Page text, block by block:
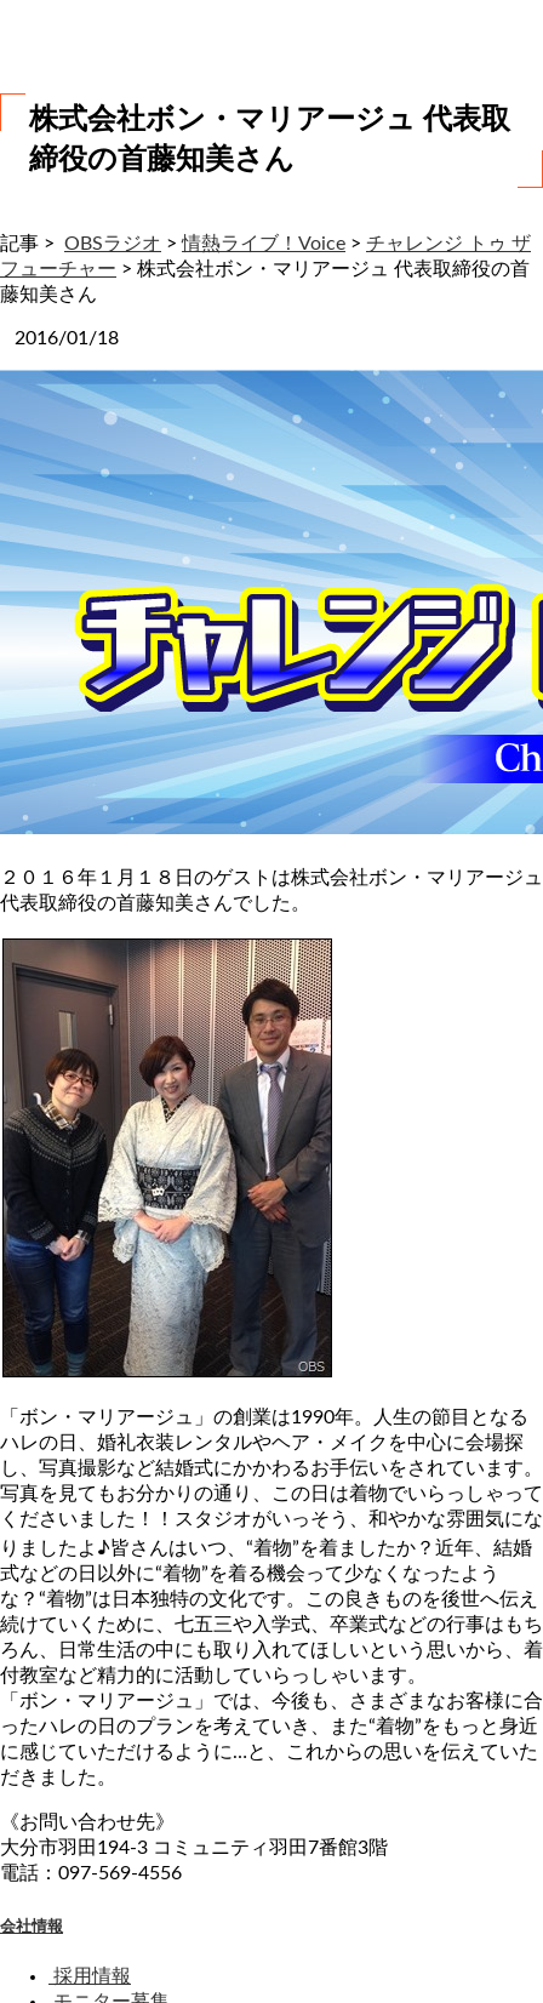
株式会社ボン・マリアージュ 代表取
締役の首藤知美さん
記事 > OBSラジオ >情熱ライブ！Voice > チャレンジ トゥ ザ
フューチャー > 株式会社ボン・マリアージュ 代表取締役の首
藤知美さん
2016/01/18
２０１６年１月１８日のゲストは株式会社ボン・マリアージュ
代表取締役の首藤知美さんでした。
「ボン・マリアージュ」の創業は1990年。人生の節目となる
ハレの日、婚礼衣装レンタルやヘア・メイクを中心に会場探
し、写真撮影など結婚式にかかわるお手伝いをされています。
写真を見てもお分かりの通り、この日は着物でいらっしゃって
くださいました！！スタジオがいっそう、和やかな雰囲気にな
りましたよ♪皆さんはいつ、“着物”を着ましたか？近年、結婚
式などの日以外に“着物”を着る機会って少なくなったよう
な？“着物”は日本独特の文化です。この良きものを後世へ伝え
続けていくために、七五三や入学式、卒業式などの行事はもち
ろん、日常生活の中にも取り入れてほしいという思いから、着
付教室など精力的に活動していらっしゃいます。
「ボン・マリアージュ」では、今後も、さまざまなお客様に合
ったハレの日のプランを考えていき、また“着物”をもっと身近
に感じていただけるように…と、これからの思いを伝えていた
だきました。
《お問い合わせ先》
大分市羽田194-3 コミュニティ羽田7番館3階
電話：097-569-4556
会社情報
採用情報